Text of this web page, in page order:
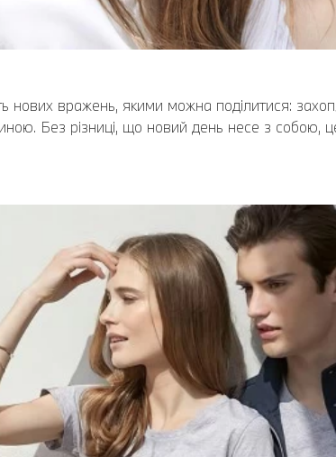
нових вражень, якими можна поділитися:
Без різниці, що новий день несе з